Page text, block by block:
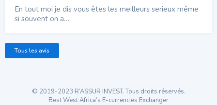
En tout moi je dis vous êtes les meilleurs serieux même
si souvent on a…
Tous les avis
© 2019-2023 R’ASSUR INVEST. Tous droits réservés.
Best West Africa’s E-currencies Exchanger